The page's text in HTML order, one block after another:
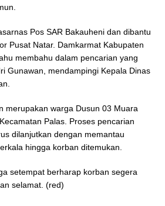
Pos SAR Bakauheni dan dibantu
Pusat Natar. Damkarmat Kabupaten
membahu dalam pencarian yang
Gunawan, mendampingi Kepala Dinas
merupakan warga Dusun 03 Muara
Palas. Proses pencarian
dilanjutkan dengan memantau
hingga korban ditemukan.
setempat berharap korban segera
selamat. (red)